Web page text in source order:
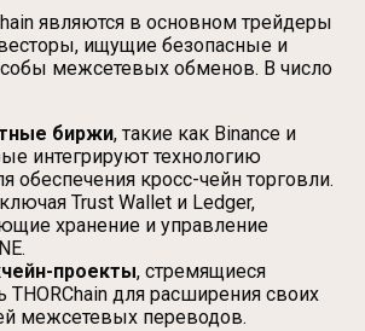
являются в основном трейдеры
ищущие безопасные и
межсетевых обменов. В число
биржи, такие как Binance и
интегрируют технологию
обеспечения кросс-чейн торговли.
Trust Wallet и Ledger,
хранение и управление
проекты, стремящиеся
THORChain для расширения своих
межсетевых переводов.